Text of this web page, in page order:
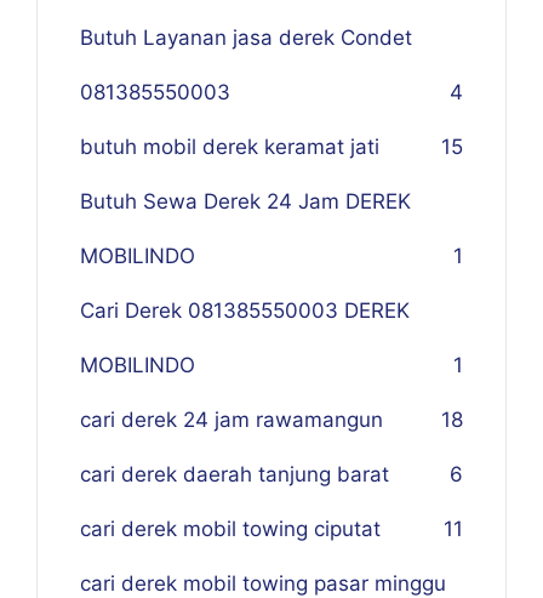
Butuh Layanan jasa derek Condet
081385550003 4
butuh mobil derek keramat jati 15
Butuh Sewa Derek 24 Jam DEREK
MOBILINDO 1
Cari Derek 081385550003 DEREK
MOBILINDO 1
cari derek 24 jam rawamangun 18
cari derek daerah tanjung barat 6
cari derek mobil towing ciputat 11
cari derek mobil towing pasar minggu